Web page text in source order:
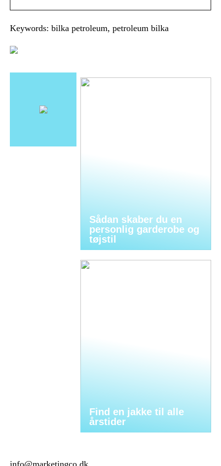
Keywords: bilka petroleum, petroleum bilka
Sådan skaber du en
personlig garderobe og
tøjstil
Find en jakke til alle
årstider
info@marketingco.dk